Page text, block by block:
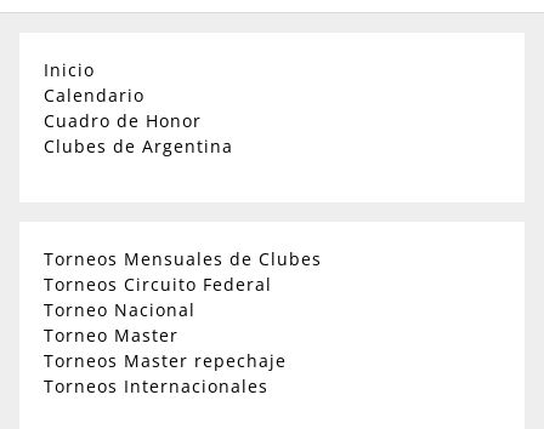
Inicio
Calendario
Cuadro de Honor
Clubes de Argentina
Torneos Mensuales de Clubes
Torneos Circuito Federal
Torneo Nacional
Torneo Master
Torneos Master repechaje
Torneos Internacionales